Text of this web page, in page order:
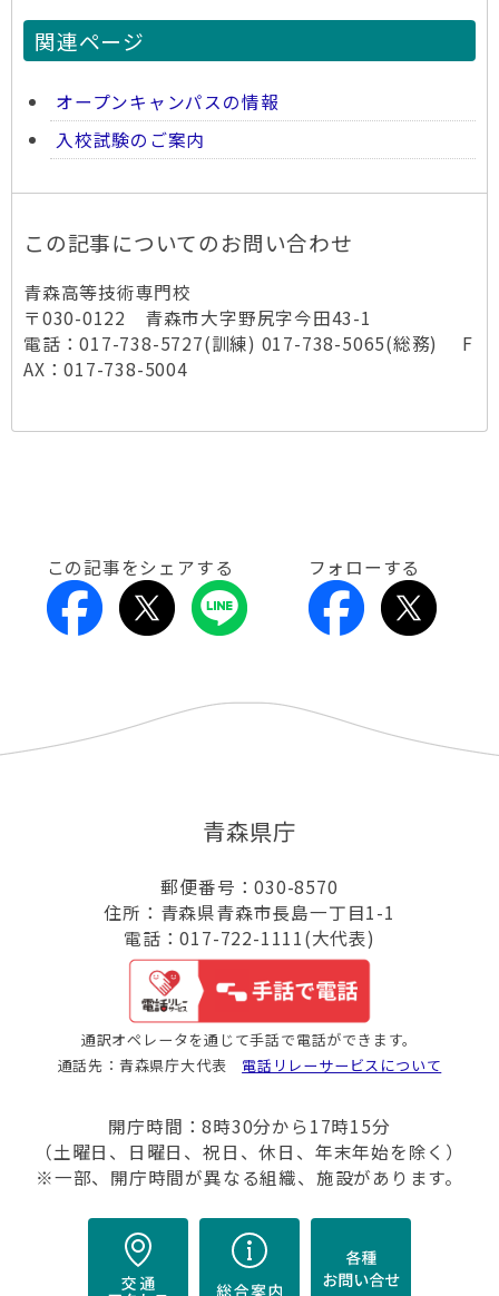
関連ページ
オープンキャンパスの情報
入校試験のご案内
この記事についてのお問い合わせ
青森高等技術専門校
〒030-0122 青森市大字野尻字今田43-1
電話：017-738-5727(訓練) 017-738-5065(総務) F
AX：017-738-5004
この記事をシェアする フォローする
青森県庁
郵便番号：030-8570
住所：青森県青森市長島一丁目1-1
電話：017-722-1111(大代表)
通訳オペレータを通じて手話で電話ができます。
通話先：青森県庁大代表 電話リレーサービスについて
開庁時間：8時30分から17時15分
（土曜日、日曜日、祝日、休日、年末年始を除く）
※一部、開庁時間が異なる組織、施設があります。